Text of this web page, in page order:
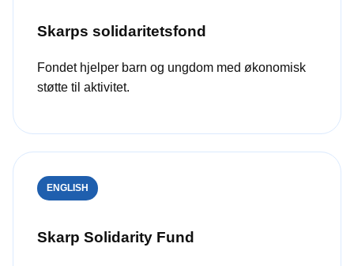
Skarps solidaritetsfond
Fondet hjelper barn og ungdom med økonomisk
støtte til aktivitet.
ENGLISH
Skarp Solidarity Fund